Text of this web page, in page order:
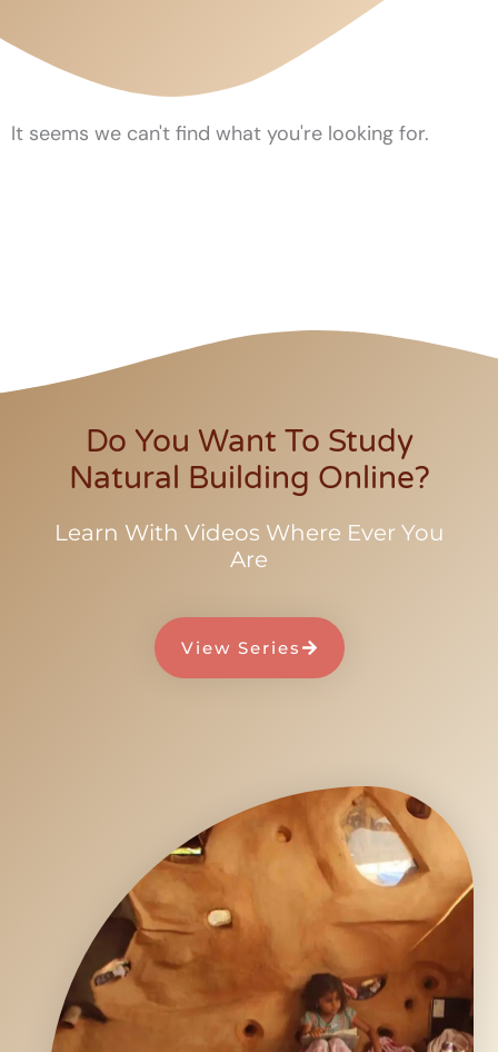
It seems we can't find what you're looking for.
Do You Want To Study
Natural Building Online?
Learn With Videos Where Ever You
Are
View Series